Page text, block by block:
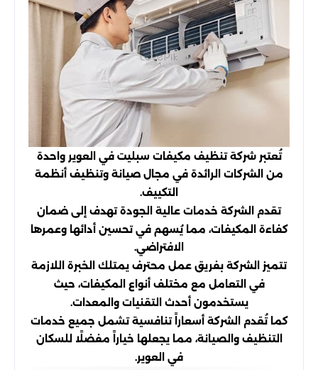
تُعتبر شركة تنظيف مكيفات سبليت في العوير واحدة
من الشركات الرائدة في مجال صيانة وتنظيف أنظمة
التكييف.
تقدم الشركة خدمات عالية الجودة تهدف إلى ضمان
كفاءة المكيفات، مما يُسهم في تحسين أدائها وعمرها
الافتراضي.
تتميز الشركة بفريق عمل محترف يمتلك الخبرة اللازمة
في التعامل مع مختلف أنواع المكيفات، حيث
يستخدمون أحدث التقنيات والمعدات.
كما تُقدم الشركة أسعاراً تنافسية تشمل جميع خدمات
التنظيف والصيانة، مما يجعلها خياراً مفضلًا للسكان
في العوير.